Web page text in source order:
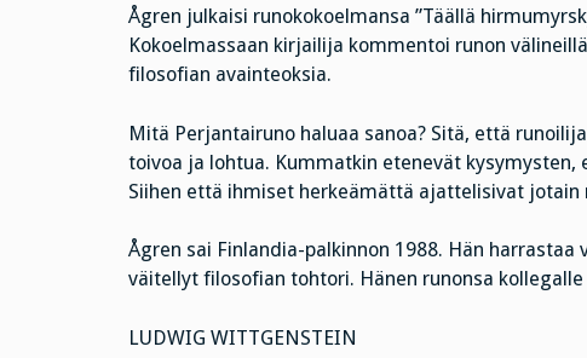
Ågren julkaisi runokokoelmansa ”Täällä
Kokoelmassaan kirjailija kommentoi runon
filosofian avainteoksia.
Mitä Perjantairuno haluaa sanoa? Sitä, että
toivoa ja lohtua. Kummatkin etenevät kysymysten,
Siihen että ihmiset herkeämättä ajattelisivat
Ågren sai Finlandia-palkinnon 1988. Hän
väitellyt filosofian tohtori. Hänen runonsa
LUDWIG WITTGENSTEIN